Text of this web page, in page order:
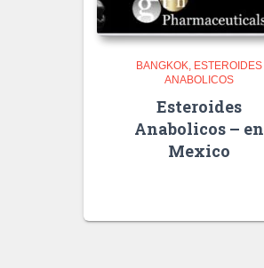
BANGKOK ESTEROIDES
ANABOLICOS
Esteroides
Anabolicos – en
Mexico